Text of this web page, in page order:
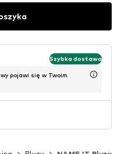
Szybka dostawa
pojawi się w Twoim